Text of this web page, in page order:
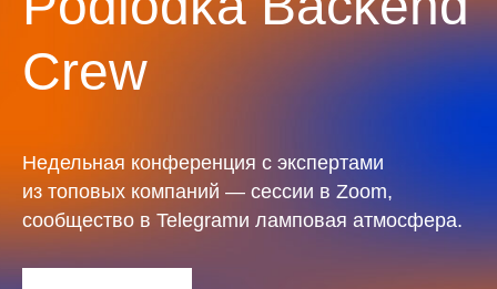
Crew
Недельная конференция с экспертами
из топовых компаний — сессии в Zoom,
сообщество в Telegramи ламповая атмосфера.